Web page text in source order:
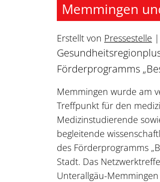
Memmingen
Erstellt von Pressestelle |
Förderprogramms
Memmingen wurde am
Treffpunkt für den
Medizinstudierende
begleitende
des Förderprogramms
Stadt. Das
Unterallgäu-